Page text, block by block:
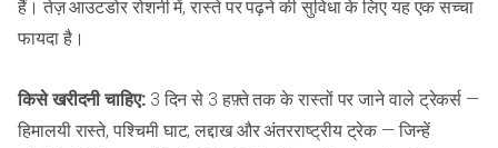
हैं। तेज़ आउटडोर रोशनी में, रास्ते पर पढ़ने की सुविधा के लिए यह एक सच्चा
फायदा है।
किसे खरीदनी चाहिए:3 दिन से 3 हफ़्ते तक के रास्तों पर जाने वाले ट्रेकर्स —
हिमालयी रास्ते, पश्चिमी घाट, लद्दाख और अंतरराष्ट्रीय ट्रेक — जिन्हें